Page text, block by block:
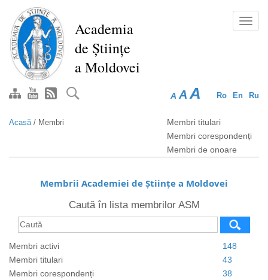
conţinutul
principal
Academia
de Științe
a Moldovei
Ro En Ru
A A A
Acasă/ Membri
Membri titulari
Membri corespondenți
Membri de onoare
Membrii Academiei de Științe a Moldovei
Caută în lista membrilor ASM
Membri activi
148
Membri titulari
43
Membri corespondenți
38